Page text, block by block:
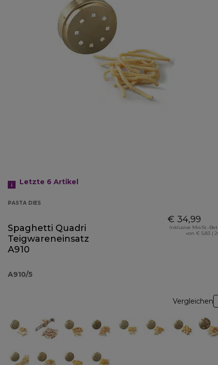
Letzte 6 Artikel
PASTA DIES
Spaghetti Quadri
Teigwareneinsatz
A910
A910/5
€ 34,99
Inklusive MwSt.-
von € 5,83 (
Vergleichen